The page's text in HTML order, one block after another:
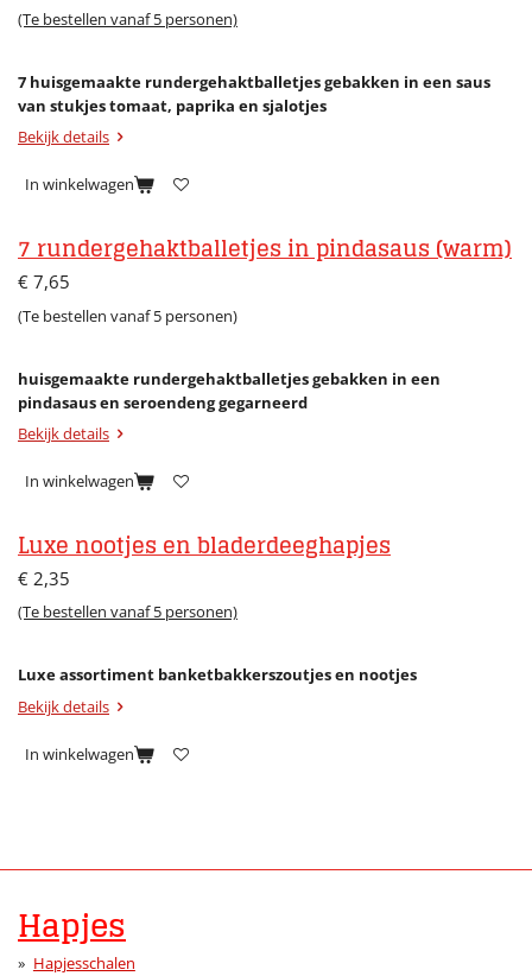
(Te bestellen vanaf 5 personen)
7 huisgemaakte rundergehaktballetjes gebakken in een saus
van stukjes tomaat, paprika en sjalotjes
Bekijk details
In winkelwagen
7 rundergehaktballetjes in pindasaus (warm)
€ 7,65
(Te bestellen vanaf 5 personen)
huisgemaakte rundergehaktballetjes gebakken in een
pindasaus en seroendeng gegarneerd
Bekijk details
In winkelwagen
Luxe nootjes en bladerdeeghapjes
€ 2,35
(Te bestellen vanaf 5 personen)
Luxe assortiment banketbakkerszoutjes en nootjes
Bekijk details
In winkelwagen
Hapjes
Hapjesschalen